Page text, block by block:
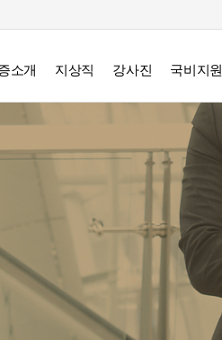
소개 지상직 강사진 국비지원